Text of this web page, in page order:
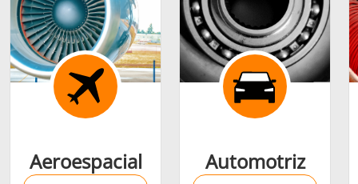
Ajuste por
contracción
Generador y
Controlador
Generadores
Aeroespacial Automotriz